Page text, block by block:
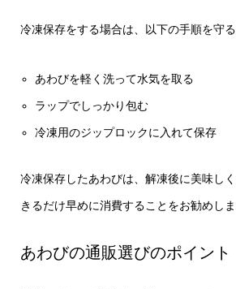
冷凍保存をする場合は、以下の手順を守る
あわびを軽く洗って水気を取る
ラップでしっかり包む
冷凍用のジップロックに入れて保存
冷凍保存したあわびは、解凍後に美味し
きるだけ早めに消費することをお勧めしま
あわびの通販選びのポイント